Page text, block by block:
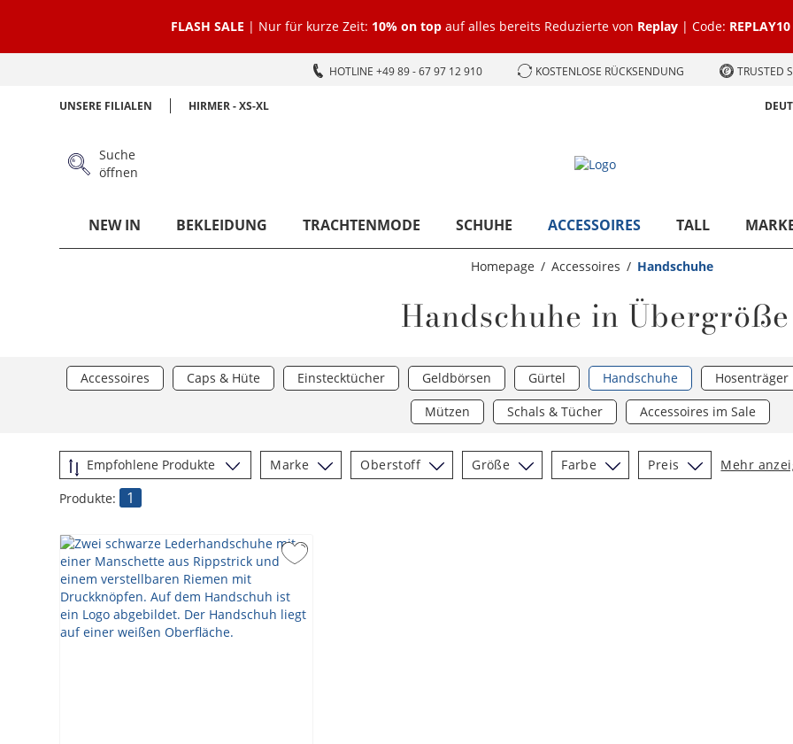
FLASH SALE | Nur für kurze Zeit: 10% on top auf alles bereits Reduzierte von Replay | Code: REPLAY10
HOTLINE +49 89 - 67 97 12 910 KOSTENLOSE RÜCKSENDUNG TRUSTED
UNSERE FILIALEN HIRMER - XS-XL
Suche
öffnen
NEW IN BEKLEIDUNG TRACHTENMODE SCHUHE ACCESSOIRES TALL
Homepage Accessoires Handschuhe
Handschuhe in Übergröße
Accessoires Caps & Hüte Einstecktücher Geldbörsen Gürtel Handschuhe
Hosenträger
Mützen
Schals & Tücher Accessoires im Sale
Marke Oberstoff Größe Farbe Preis
Mehr
Produkte:
1